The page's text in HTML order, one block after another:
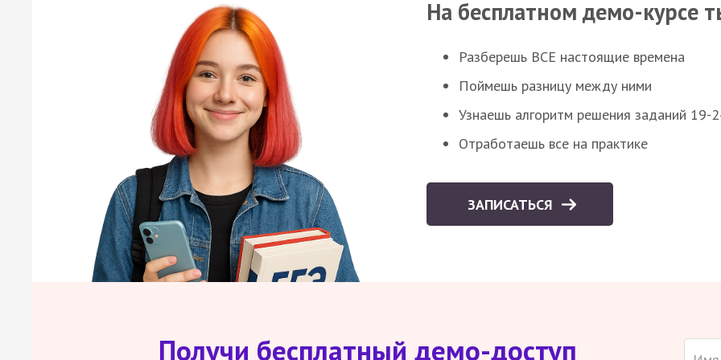
На бесплатном демо-курсе
Разберешь ВСЕ настоящие времена
Поймешь разницу между ними
Узнаешь алгоритм решения заданий 19-
Отработаешь все на практике
ЗАПИСАТЬСЯ
Получи бесплатный демо-доступ